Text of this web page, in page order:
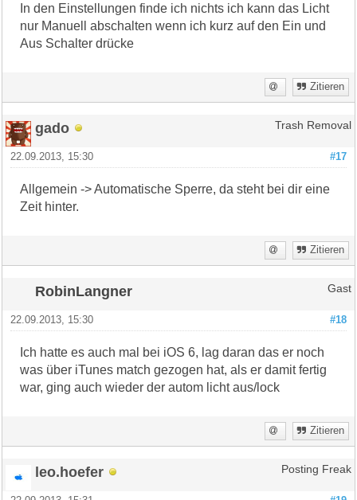
In den Einstellungen finde ich nichts ich kann das Licht
nur Manuell abschalten wenn ich kurz auf den Ein und
Aus Schalter drücke
Zitieren
gado Trash Removal
#17
22.09.2013, 15:30
Allgemein -> Automatische Sperre, da steht bei dir eine
Zeit hinter.
Zitieren
RobinLangner Gast
#18
22.09.2013, 15:30
Ich hatte es auch mal bei iOS 6, lag daran das er noch
was über iTunes match gezogen hat, als er damit fertig
war, ging auch wieder der autom licht aus/lock
Zitieren
leo.hoefer Posting Freak